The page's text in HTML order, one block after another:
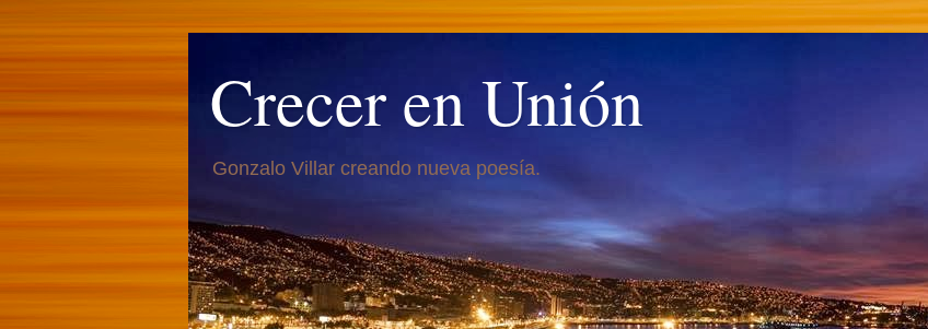
Crecer en Unión
Gonzalo Villar creando nueva poesía.